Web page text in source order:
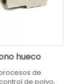
hueco
de
de polvo,